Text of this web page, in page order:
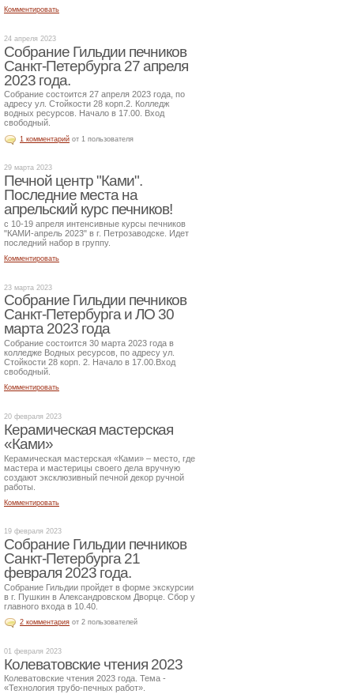
Комментировать
24 апреля 2023
Собрание Гильдии печников
Санкт-Петербурга 27 апреля
2023 года.
Собрание состоится 27 апреля 2023 года, по
адресу ул. Стойкости 28 корп.2. Колледж
водных ресурсов. Начало в 17.00. Вход
свободный.
1 комментарий от 1 пользователя
29 марта 2023
Печной центр "Ками".
Последние места на
апрельский курс печников!
с 10-19 апреля интенсивные курсы печников
"КАМИ-апрель 2023" в г. Петрозаводске. Идет
последний набор в группу.
Комментировать
23 марта 2023
Собрание Гильдии печников
Санкт-Петербурга и ЛО 30
марта 2023 года
Собрание состоится 30 марта 2023 года в
колледже Водных ресурсов, по адресу ул.
Стойкости 28 корп. 2. Начало в 17.00.Вход
свободный.
Комментировать
20 февраля 2023
Керамическая мастерская
«Ками»
Керамическая мастерская «Ками» – место, где
мастера и мастерицы своего дела вручную
создают эксклюзивный печной декор ручной
работы.
Комментировать
19 февраля 2023
Собрание Гильдии печников
Санкт-Петербурга 21
февраля 2023 года.
Собрание Гильдии пройдет в форме экскурсии
в г. Пушкин в Александровском Дворце. Сбор у
главного входа в 10.40.
2 комментария от 2 пользователей
01 февраля 2023
Колеватовские чтения 2023
Колеватовские чтения 2023 года. Тема -
«Технология трубо-печных работ».